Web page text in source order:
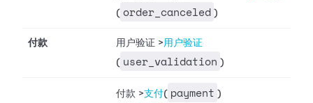
( order_canceled )
付款 用户验证 >用户验证
( user_validation )
付款 >支付( payment )